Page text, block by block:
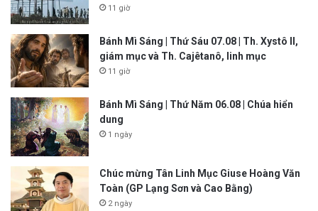
11 giờ
Bánh Mì Sáng | Thứ Sáu 07.08 | Th. Xystô II,
giám mục và Th. Cajêtanô, linh mục
11 giờ
Bánh Mì Sáng | Thứ Năm 06.08 | Chúa hiển
dung
1 ngày
Chúc mừng Tân Linh Mục Giuse Hoàng Văn
Toàn (GP Lạng Sơn và Cao Bằng)
2 ngày